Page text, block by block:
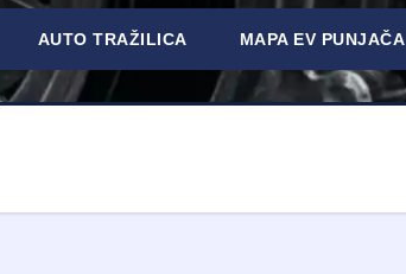
AUTO TRAŽILICA MAPA EV PUNJAČA